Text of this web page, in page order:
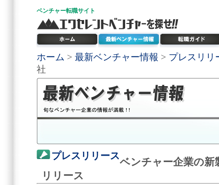
ベンチャー転職サイト
ホーム > 最新ベンチャー情報 > プレスリリ
社
プレスリリース
ベンチャー企業の新
リリース